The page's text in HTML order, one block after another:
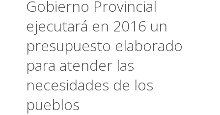
Gobierno Provincial
ejecutará en 2016 un
presupuesto elaborado
para atender las
necesidades de los
pueblos